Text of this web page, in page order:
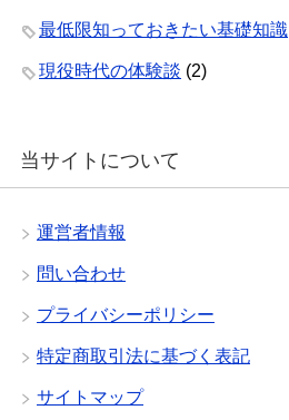
最低限知っておきたい基礎知識
現役時代の体験談 (2)
当サイトについて
運営者情報
問い合わせ
プライバシーポリシー
特定商取引法に基づく表記
サイトマップ